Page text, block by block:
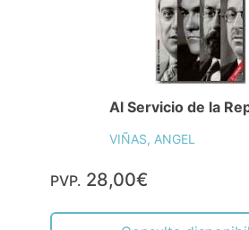
Al Servicio de la
VIÑAS, ANGEL
PVP. 28,00€